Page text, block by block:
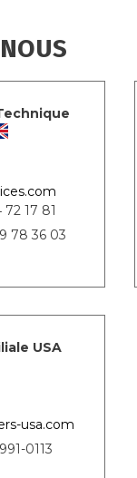
17 81
78 36 03
USA
usa.com
0113